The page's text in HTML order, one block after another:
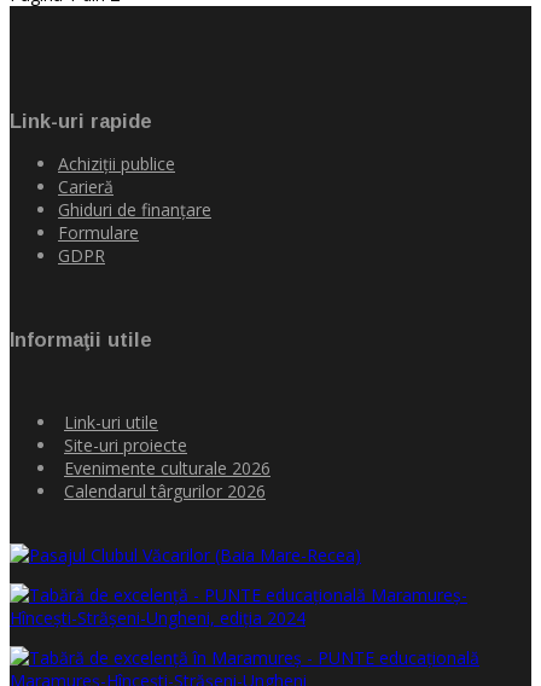
Link-uri rapide
Achiziţii publice
Carieră
Ghiduri de finanţare
Formulare
GDPR
Informaţii utile
Link-uri utile
Site-uri proiecte
Evenimente culturale 2026
Calendarul târgurilor 2026